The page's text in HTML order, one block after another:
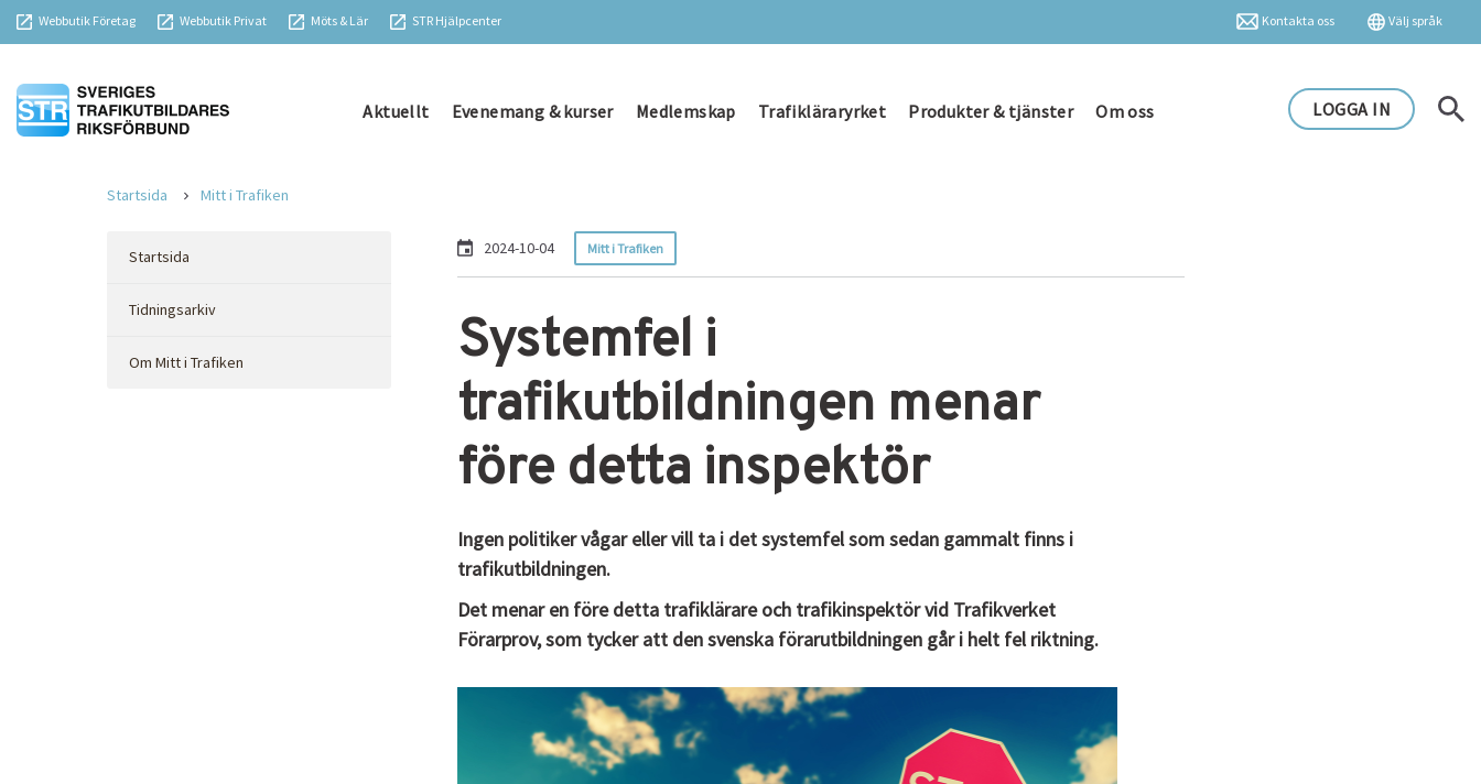
Webbutik Företag Webbutik Privat Möts & Lär STR Hjälpcenter Välj språk
Kontakta oss
Aktuellt Evenemang & kurser Medlemskap Trafikläraryrket Produkter & tjänster Om oss LOGGA IN
Startsida Mitt i Trafiken
Startsida
Tidningsarkiv
Om Mitt i Trafiken
2024-10-04 Mitt i Trafiken
Systemfel i
trafikutbildningen menar
före detta inspektör
Ingen politiker vågar eller vill ta i det systemfel som sedan gammalt finns i
trafikutbildningen.
Det menar en före detta trafiklärare och trafikinspektör vid Trafikverket
Förarprov, som tycker att den svenska förarutbildningen går i helt fel riktning.